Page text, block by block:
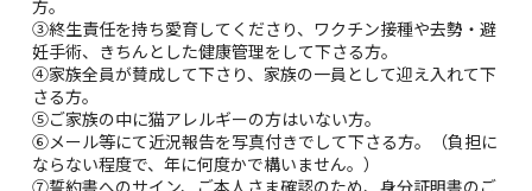
方。
③終生責任を持ち愛育してくださり、ワクチン接種や去勢・避
妊手術、きちんとした健康管理をして下さる方。
④家族全員が賛成して下さり、家族の一員として迎え入れて下
さる方。
⑤ご家族の中に猫アレルギーの方はいない方。
⑥メール等にて近況報告を写真付きでして下さる方。（負担に
ならない程度で、年に何度かで構いません。）
⑦誓約書へのサイン、ご本人さま確認のため、身分証明書のご